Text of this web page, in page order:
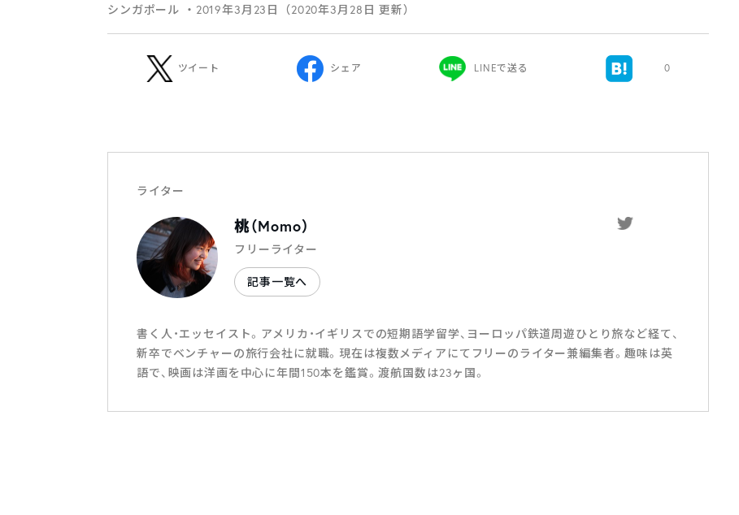
シンガポール ・2019年3月23日（2020年3月28日 更新）
ツイート シェア LINEで送る 0
ライター
桃（Momo）
フリーライター
記事一覧へ
書く人・エッセイスト。アメリカ・イギリスでの短期語学留学、ヨーロッパ鉄道周遊ひとり旅など経て、
新卒でベンチャーの旅行会社に就職。現在は複数メディアにてフリーのライター兼編集者。趣味は英
語で、映画は洋画を中心に年間150本を鑑賞。渡航国数は23ヶ国。